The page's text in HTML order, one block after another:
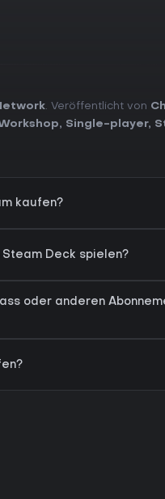
. Veröffentlicht von
, Single-player,
kaufen?
Steam Deck spielen?
oder anderen